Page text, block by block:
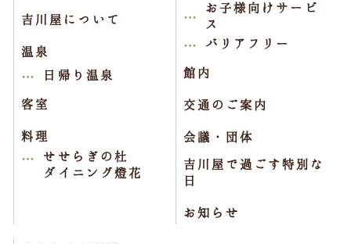
吉川屋について
温泉
日帰り温泉
客室
料理
せせらぎの杜
ダイニング燈花
お子様向けサービ
ス
バリアフリー
館内
交通のご案内
会議・団体
吉川屋で過ごす特別な
日
お知らせ